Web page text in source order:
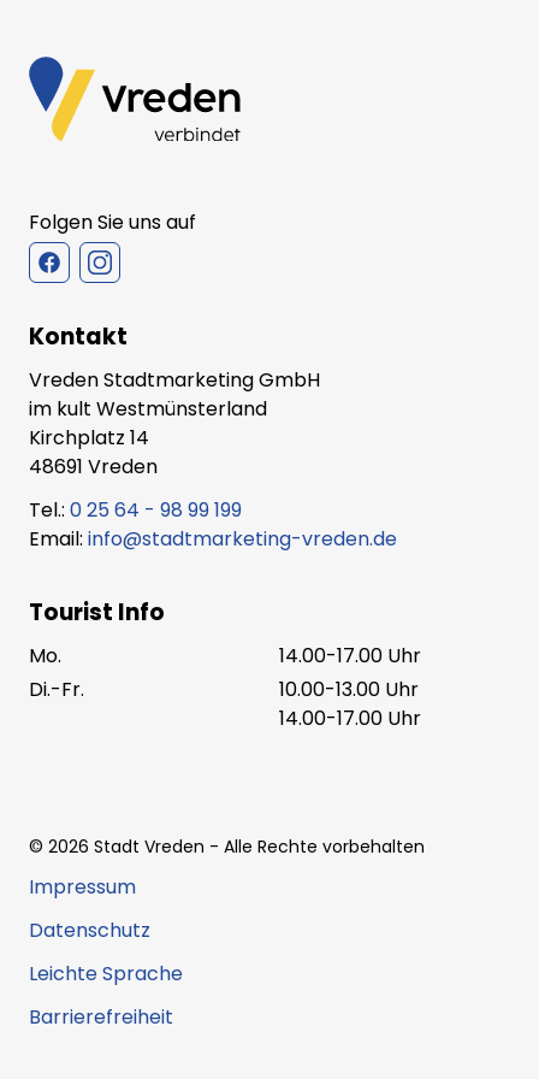
Folgen Sie uns auf
Kontakt
Vreden Stadtmarketing GmbH
im kult Westmünsterland
Kirchplatz 14
48691 Vreden
Tel.: 0 25 64 - 98 99 199
Email: info@stadtmarketing-vreden.de
Tourist Info
Mo.
14.00-17.00 Uhr
Di.-Fr.
10.00-13.00 Uhr
14.00-17.00 Uhr
© 2026 Stadt Vreden - Alle Rechte vorbehalten
Impressum
Datenschutz
Leichte Sprache
Barrierefreiheit